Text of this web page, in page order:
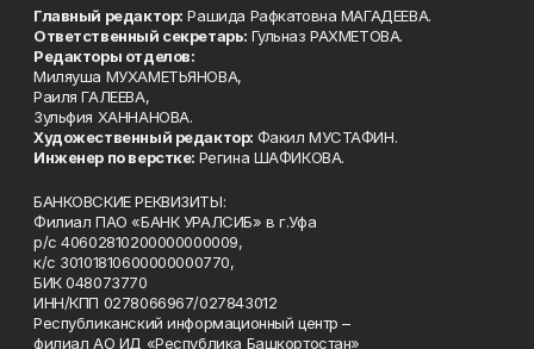
Главный редактор: Рашида Рафкатовна МАГАДЕЕВА.
Ответственный секретарь: Гульназ РАХМЕТОВА.
Редакторы отделов:
Миляуша МУХАМЕТЬЯНОВА,
Раиля ГАЛЕЕВА,
Зульфия ХАННАНОВА.
Художественный редактор: Факил МУСТАФИН.
Инженер по верстке: Регина ШАФИКОВА.
БАНКОВСКИЕ РЕКВИЗИТЫ:
Филиал ПАО «БАНК УРАЛСИБ» в г.Уфа
р/с 40602810200000000009,
к/с 30101810600000000770,
БИК 048073770
ИНН/КПП 0278066967/027843012
Республиканский информационный центр –
филиал АО ИД «Республика Башкортостан»